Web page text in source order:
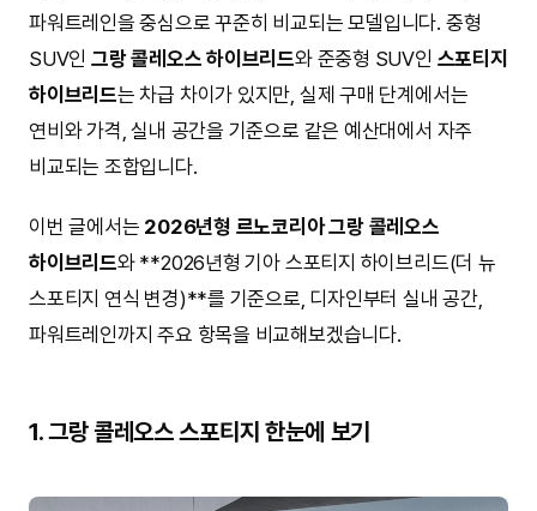
파워트레인을 중심으로 꾸준히 비교되는 모델입니다. 중형
SUV인 그랑 콜레오스 하이브리드와 준중형 SUV인 스포티지
하이브리드는 차급 차이가 있지만, 실제 구매 단계에서는
연비와 가격, 실내 공간을 기준으로 같은 예산대에서 자주
비교되는 조합입니다.
이번 글에서는 2026년형 르노코리아 그랑 콜레오스
하이브리드와 **2026년형 기아 스포티지 하이브리드(더 뉴
스포티지 연식 변경)**를 기준으로, 디자인부터 실내 공간,
파워트레인까지 주요 항목을 비교해보겠습니다.
1. 그랑 콜레오스 스포티지 한눈에 보기